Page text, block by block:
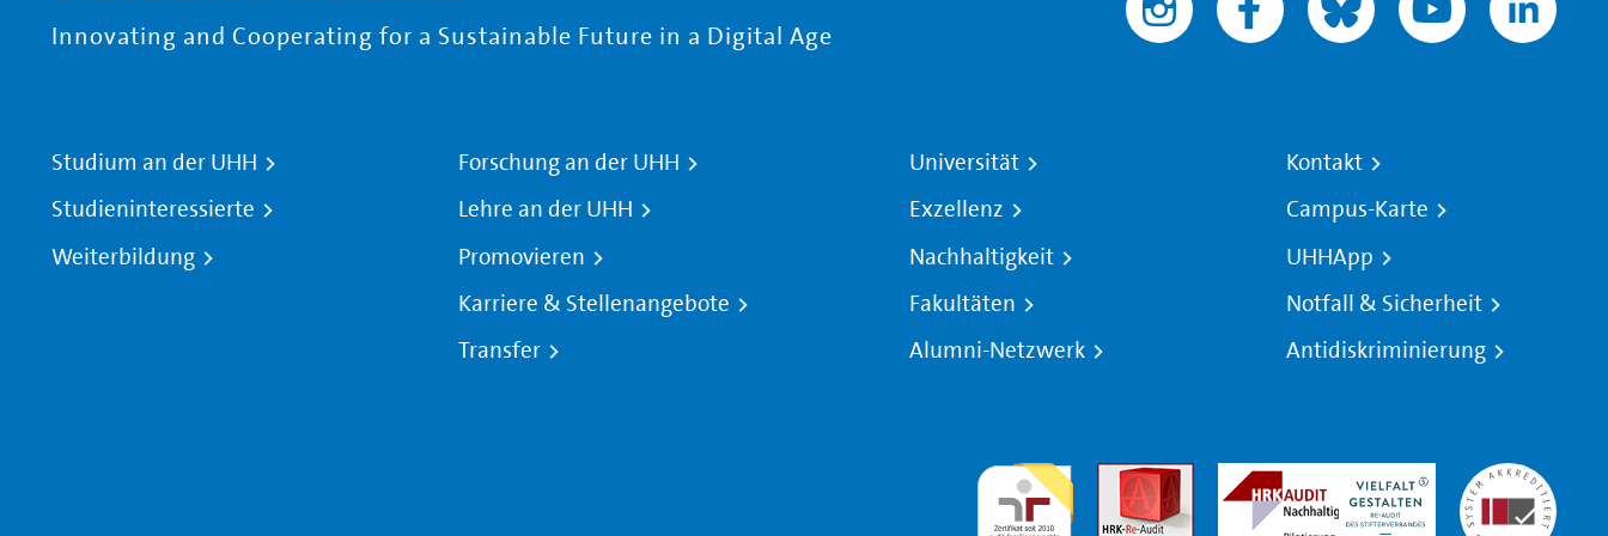
Innovating and Cooperating for a Sustainable Future in a Digital Age
Studium an der UHH
Studieninteressierte
Weiterbildung
Forschung an der UHH
Lehre an der UHH
Promovieren
Karriere & Stellenangebote
Transfer
Universität
Exzellenz
Nachhaltigkeit
Fakultäten
Alumni-Netzwerk
Kontakt
Campus-Karte
UHHApp
Notfall & Sicherheit
Antidiskriminierung